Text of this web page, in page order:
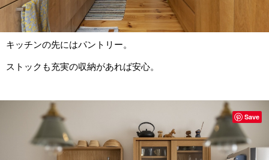
キッチンの先にはパントリー。
ストックも充実の収納があれば安心。
Save